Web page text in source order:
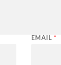
EMAIL *